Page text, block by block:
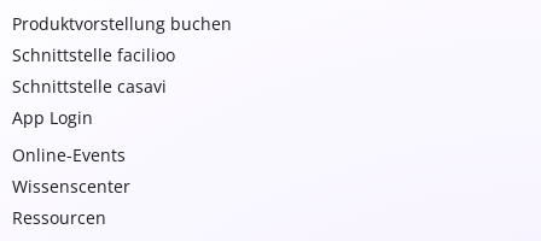
Produktvorstellung buchen
Schnittstelle facilioo
Schnittstelle casavi
App Login
Online-Events
Wissenscenter
Ressourcen